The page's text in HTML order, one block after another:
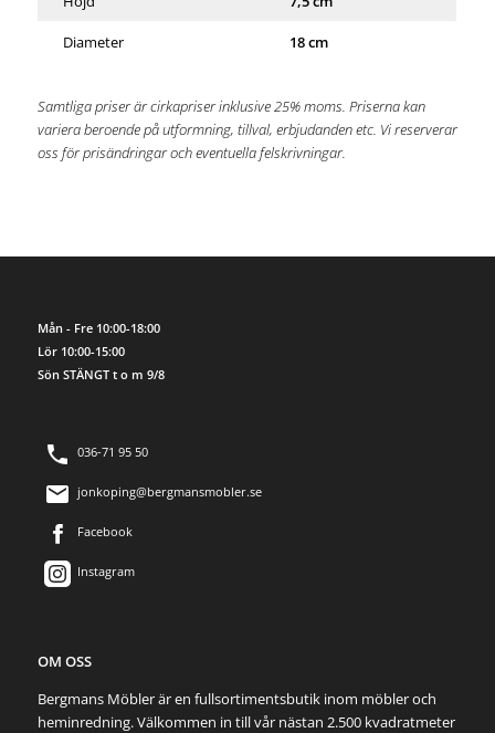
Diameter 18 cm
Samtliga priser är cirkapriser inklusive 25% moms. Priserna kan
variera beroende på utformning, tillval, erbjudanden etc. Vi reserverar
oss för prisändringar och eventuella felskrivningar.
Mån - Fre 10:00-18:00
Lör 10:00-15:00
Sön STÄNGT t o m 9/8
036-71 95 50
jonkoping@bergmansmobler.se
Facebook
Instagram
OM OSS
Bergmans Möbler är en fullsortimentsbutik inom möbler och
heminredning. Välkommen in till vår nästan 2.500 kvadratmeter